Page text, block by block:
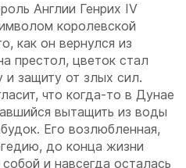
Англии Генрих IV
королевской
как он вернулся из
престол, цветок стал
и защиту от злых сил.
что когда-то в Дунае
вытащить из воды
Его возлюбленная,
до конца жизни
и навсегда осталась